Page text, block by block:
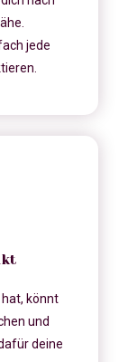
jede
könnt
und
deine